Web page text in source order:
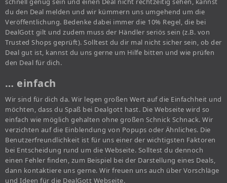
du den Deal melden und wir kümmern uns umgehend um die
Veröffentlichung. Bedenke dabei immer die 10% Regel, die bei
DealGott gilt und zudem muss der Händler seriös sein (z.B. von
Trusted Shops geprüft). Solltest du dir mal nicht sicher sein, ob der
Deal gut ist, kannst du uns gerne um Hilfe bitten und wie prüfen
den Deal für dich.
… einfach
Wir sind für dich da. Wir legen großen Wert auf die Einfachheit und
möchten, dass du Spaß bei Dealgott hast. Die Webseite wird so
einfach wie möglich gehalten ohne großen Schnick Schnack. Wir
verzichten auf die Einblendung von Popups oder Ähnliches. Die
Benutzerfreundlichkeit ist für uns einer der wichtigsten Faktoren
bei Entscheidung rund um die Webseite. Solltest du dennoch
einen Fehler finden, zum Beispiel bei der Darstellung eines Deals,
dann kontaktiere uns gerne. Wir freuen uns auch über Vorschläge
und Ideen für die DealGott Webseite.